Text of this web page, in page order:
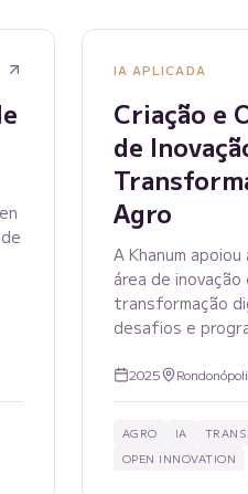
IA APLICADA
Criação e
de
Agro
A Khanum
área de inovação
transformação
desafios e
2025
AGRO IA
OPEN INNOVATION